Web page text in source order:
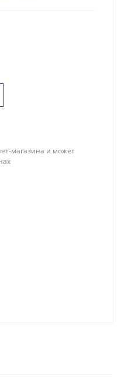
магазина и может